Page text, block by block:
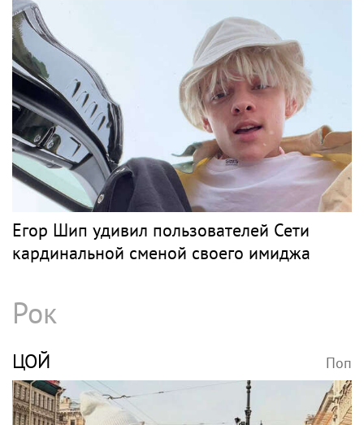
Егор Шип удивил пользователей Сети
кардинальной сменой своего имиджа
Рок
ЦОЙ Поп